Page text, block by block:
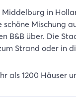
in
Mischung
B&B über. Die
Strand oder in
als 1200 Häuser